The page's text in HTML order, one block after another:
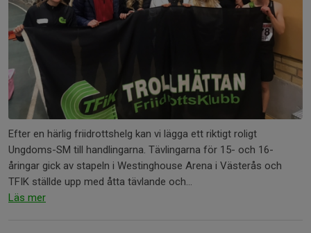
Efter en härlig friidrottshelg kan vi lägga ett riktigt roligt
Ungdoms-SM till handlingarna. Tävlingarna för 15- och 16-
åringar gick av stapeln i Westinghouse Arena i Västerås och
TFIK ställde upp med åtta tävlande och...
Läs mer